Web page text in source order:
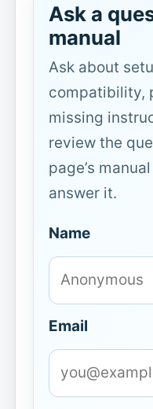
Ask a
manual
Ask about
compatibility,
missing
review the
page’s
answer it.
Name
Email